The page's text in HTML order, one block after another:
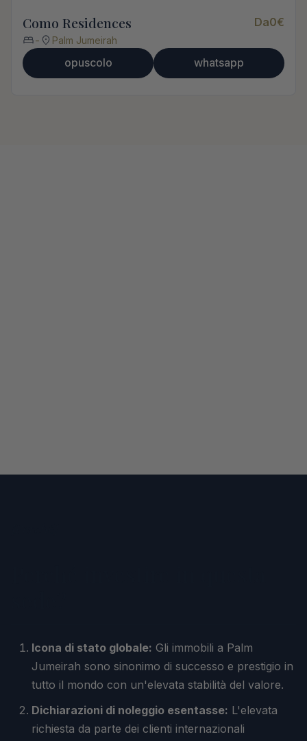
Como Residences Da0€
- Palm Jumeirah
opuscolo whatsapp
Icona di stato globale: Gli immobili a Palm
Jumeirah sono sinonimo di successo e prestigio in
tutto il mondo con un'elevata stabilità del valore.
Dichiarazioni di noleggio esentasse: L'elevata
richiesta da parte dei clienti internazionali